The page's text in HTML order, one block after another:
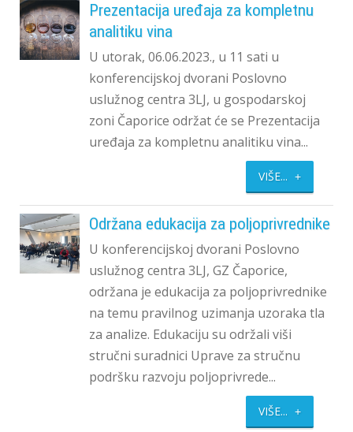
Prezentacija uređaja za kompletnu
analitiku vina
U utorak, 06.06.2023., u 11 sati u
konferencijskoj dvorani Poslovno
uslužnog centra 3LJ, u gospodarskoj
zoni Čaporice održat će se Prezentacija
uređaja za kompletnu analitiku vina...
VIŠE...
Održana edukacija za poljoprivrednike
U konferencijskoj dvorani Poslovno
uslužnog centra 3LJ, GZ Čaporice,
održana je edukacija za poljoprivrednike
na temu pravilnog uzimanja uzoraka tla
za analize. Edukaciju su održali viši
stručni suradnici Uprave za stručnu
podršku razvoju poljoprivrede...
VIŠE...